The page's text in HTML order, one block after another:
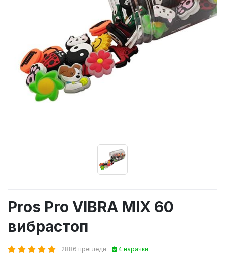
Pros Pro VIBRA MIX 60
вибрастоп
2886 прегледи 4 нарачки